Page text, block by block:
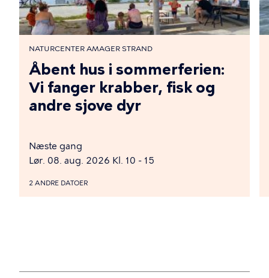
NATURCENTER AMAGER STRAND
Åbent hus i sommerferien:
Vi fanger krabber, fisk og
andre sjove dyr
Næste gang
Lør. 08. aug. 2026 Kl. 10 - 15
2 ANDRE DATOER